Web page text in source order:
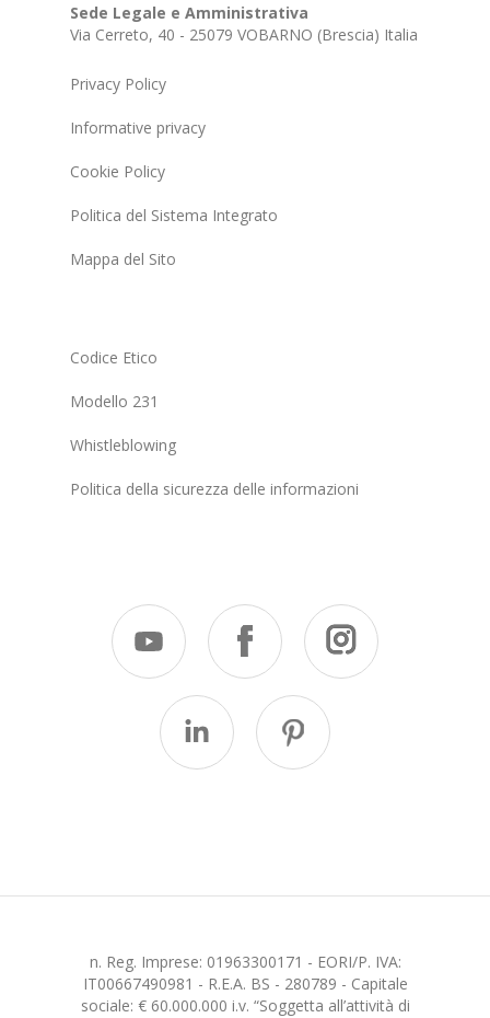
Sede Legale e Amministrativa
Via Cerreto, 40 - 25079 VOBARNO (Brescia) Italia
Privacy Policy
Informative privacy
Cookie Policy
Politica del Sistema Integrato
Mappa del Sito
Codice Etico
Modello 231
Whistleblowing
Politica della sicurezza delle informazioni
n. Reg. Imprese: 01963300171 - EORI/P. IVA:
IT00667490981 - R.E.A. BS - 280789 - Capitale
sociale: € 60.000.000 i.v. “Soggetta all’attività di